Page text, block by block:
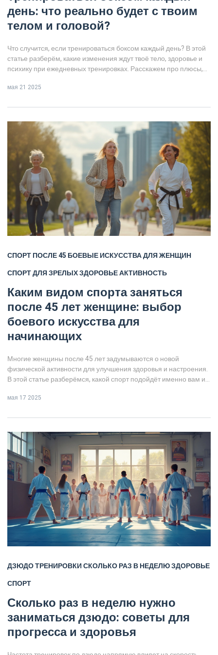
день: что реально будет с твоим
телом и головой?
Что случится, если тренироваться боксом каждый день? В этой
статье разберём, какие изменения ждут твоё тело, здоровье и
психику при ежедневных тренировках. Расскажем про плюсы,
Приведём конкретные советы, как заниматься боксом дома без
мая 21 2025
СПОРТ ПОСЛЕ 45 БОЕВЫЕ ИСКУССТВА ДЛЯ ЖЕНЩИН
СПОРТ ДЛЯ ЗРЕЛЫХЗДОРОВЬЕАКТИВНОСТЬ
Каким видом спорта заняться
после 45 лет женщине: выбор
боевого искусства для
начинающих
Многие женщины после 45 лет задумываются о новой
физической активности для улучшения здоровья и настроения.
В этой статье разберёмся, какой спорт подойдёт именно вам и
узнаете, как выбрать подходящее направление, что учесть
энергичной и уверенной в себе. Давайте посмотрим на спорт
по-новому.
мая 17 2025
ДЗЮДОТРЕНИРОВКИСКОЛЬКО РАЗ В НЕДЕЛЮЗДОРОВЬЕ
СПОРТ
Сколько раз в неделю нужно
заниматься дзюдо: советы для
прогресса и здоровья